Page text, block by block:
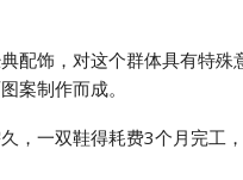
配饰，对这个群体具有特殊
案制作而成。
，一双鞋得耗费3个月完工